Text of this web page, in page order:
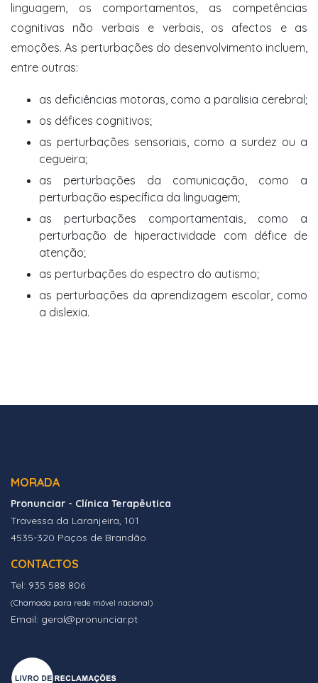
linguagem, os comportamentos, as competências
cognitivas não verbais e verbais, os afectos e as
emoções. As perturbações do desenvolvimento incluem,
entre outras:
as deficiências motoras, como a paralisia cerebral;
os défices cognitivos;
as perturbações sensoriais, como a surdez ou a
cegueira;
as perturbações da comunicação, como a
perturbação específica da linguagem;
as perturbações comportamentais, como a
perturbação de hiperactividade com défice de
atenção;
as perturbações do espectro do autismo;
as perturbações da aprendizagem escolar, como
a dislexia.
MORADA
Pronunciar - Clínica Terapêutica
Travessa da Laranjeira, 101
4535-320 Paços de Brandão
CONTACTOS
Tel: 935 588 806
(Chamada para rede móvel nacional)
Email: geral@pronunciar.pt